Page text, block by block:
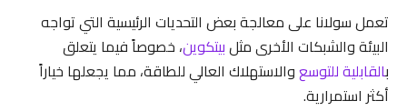
تعمل سولانا على معالجة بعض التحديات الرئيسية التي تواجه
البيئة والشبكات الأخرى مثلبيتكوين، خصوصاً فيما يتعلق
بالقابلية للتوسعوالاستهلاك العالي للطاقة، مما يجعلها خياراً
أكثر استمرارية.